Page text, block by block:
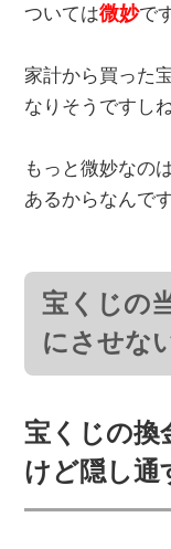
ついては微妙で
家計から買った
なりそうですしね
もっと微妙なの
あるからなんです
宝くじの
にさせな
宝くじの換
けど隠し通